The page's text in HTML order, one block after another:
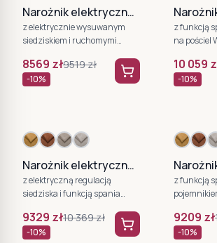
Narożnik elektryczny Montella XL
z elektrycznie wysuwanym
siedziskiem i ruchomymi
8569 zł9519zł
-10%
z funkcją
na pościel
10 059
-10%
Narożnik elektryczny Seledo XL
z elektryczną regulacją
siedziska i funkcją spania
9329 zł10 369zł
-10%
z funkcją
WERSAL
9209 zł
-10%